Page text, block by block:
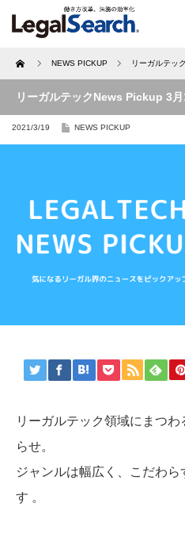
Home NEWS PICKUP リーガルテッ
リーガルテックNews Pickup 3
2021/3/19 NEWS PICKUP
リーガルテック領域にまつ
らせ。
ジャンルは幅広く、こだわ
す 。